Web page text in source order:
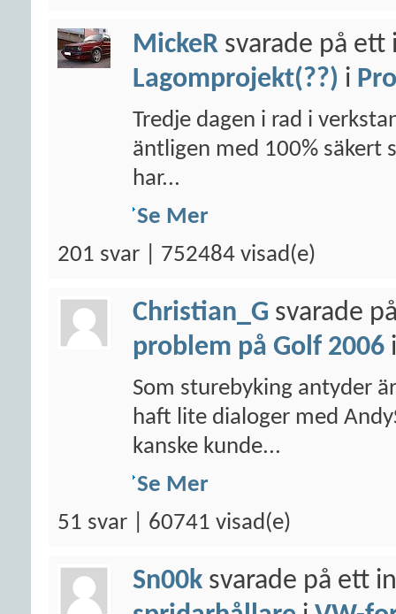
MickeR svarade på ett
Lagomprojekt(??) i
Tredje dagen i rad i
äntligen med 100% säkert
har...
Se Mer
201 svar | 752484 visad(e)
Christian_G svarade
problem på Golf 2006
Som sturebyking antyder
haft lite dialoger med
kanske kunde...
Se Mer
51 svar | 60741 visad(e)
Sn00k svarade på ett